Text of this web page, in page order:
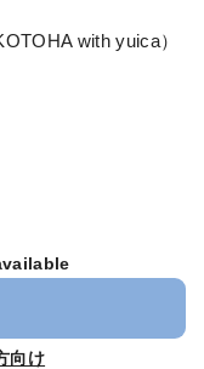
with yuica）
向け